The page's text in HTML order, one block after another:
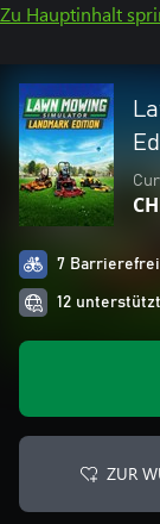
Zu Hauptinhalt
7
12
ZUR